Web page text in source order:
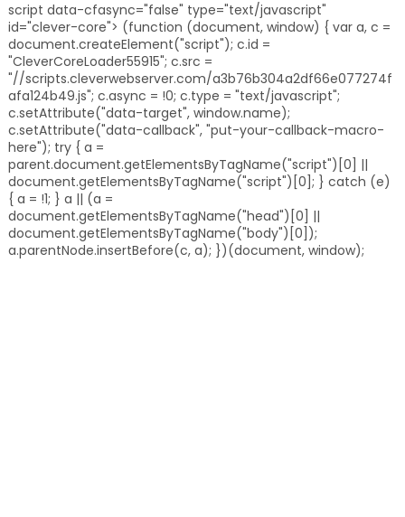
script data-cfasync="false" type="text/javascript"
id="clever-core"> (function (document, window) { var a, c =
document.createElement("script"); c.id =
"CleverCoreLoader55915"; c.src =
"//scripts.cleverwebserver.com/a3b76b304a2df66e077274f
afa124b49.js"; c.async = !0; c.type = "text/javascript";
c.setAttribute("data-target", window.name);
c.setAttribute("data-callback", "put-your-callback-macro-
here"); try { a =
parent.document.getElementsByTagName("script")[0] ||
document.getElementsByTagName("script")[0]; } catch (e)
{ a = !1; } a || (a =
document.getElementsByTagName("head")[0] ||
document.getElementsByTagName("body")[0]);
a.parentNode.insertBefore(c, a); })(document, window);